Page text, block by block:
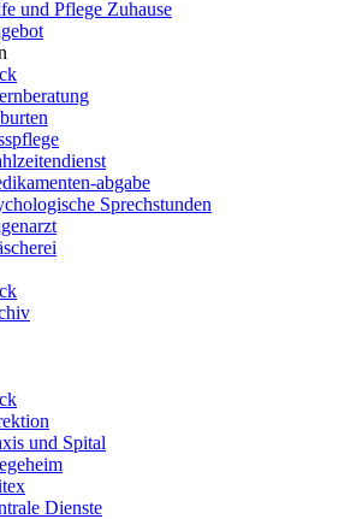
und Pflege Zuhause
abgabe
Sprechstunden
und Spital
Dienste